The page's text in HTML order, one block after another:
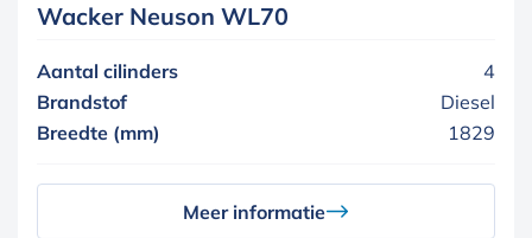
Wacker Neuson WL70
Aantal cilinders
4
Brandstof
Diesel
Breedte (mm)
1829
Meer informatie